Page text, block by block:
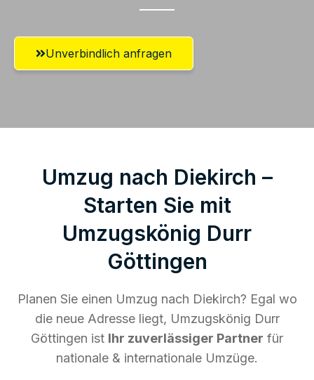
Unverbindlich anfragen
Umzug nach Diekirch –
Starten Sie mit
Umzugskönig Durr
Göttingen
Planen Sie einen Umzug nach Diekirch? Egal wo
die neue Adresse liegt, Umzugskönig Durr
Göttingen ist Ihr zuverlässiger Partner für
nationale & internationale Umzüge.